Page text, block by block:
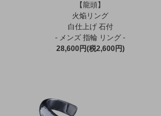
【龍頭】
火焔リング
白仕上げ 石付
- メンズ 指輪 リング -
28,600円(税2,600円)